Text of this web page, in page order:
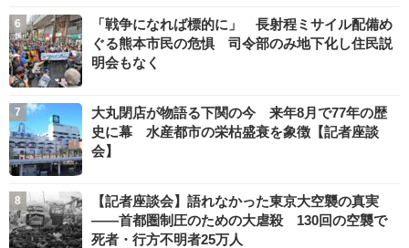
「戦争になれば標的に」 長射程ミサイル配備め
ぐる熊本市民の危惧 司令部のみ地下化し住民説
明会もなく
大丸閉店が物語る下関の今 来年8月で77年の歴
史に幕 水産都市の栄枯盛衰を象徴【記者座談
会】
【記者座談会】語れなかった東京大空襲の真実
――首都圏制圧のための大虐殺 130回の空襲で
死者・行方不明者25万人